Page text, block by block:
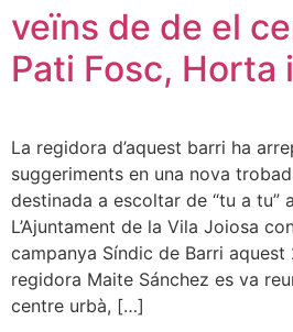
veïns de de el
Pati Fosc, Horta
La regidora d’aquest barri ha
suggeriments en una nova
destinada a escoltar de “tu a tu”
L’Ajuntament de la Vila Joiosa
campanya Síndic de Barri
regidora Maite Sánchez es va
centre urbà, […]